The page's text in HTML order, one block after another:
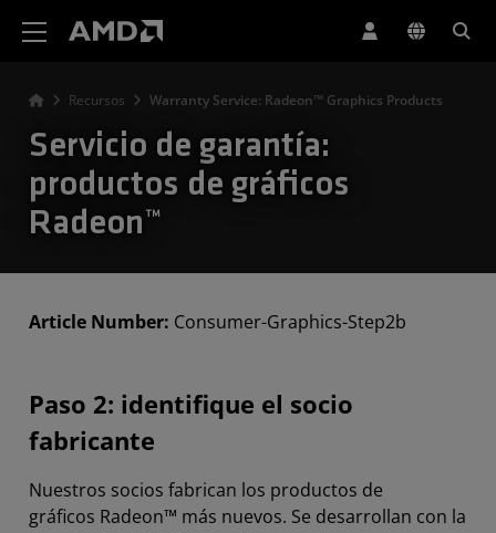
Recursos Warranty Service: Radeon™ Graphics Products
Servicio de garantía:
productos de gráficos
Radeon™
Article Number: Consumer-Graphics-Step2b
Paso 2: identifique el socio
fabricante
Nuestros socios fabrican los productos de
gráficos Radeon™ más nuevos. Se desarrollan con la